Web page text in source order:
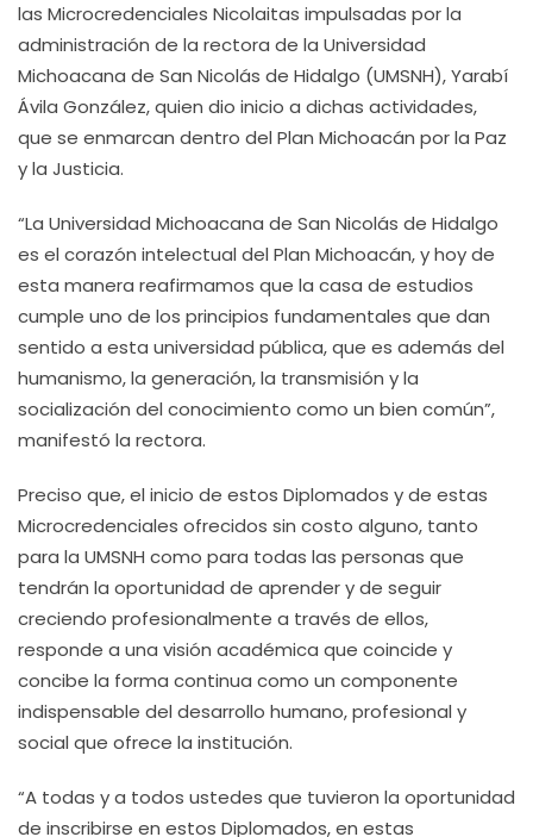
las Microcredenciales Nicolaitas impulsadas por la
administración de la rectora de la Universidad
Michoacana de San Nicolás de Hidalgo (UMSNH), Yarabí
Ávila González, quien dio inicio a dichas actividades,
que se enmarcan dentro del Plan Michoacán por la Paz
y la Justicia.
“La Universidad Michoacana de San Nicolás de Hidalgo
es el corazón intelectual del Plan Michoacán, y hoy de
esta manera reafirmamos que la casa de estudios
cumple uno de los principios fundamentales que dan
sentido a esta universidad pública, que es además del
humanismo, la generación, la transmisión y la
socialización del conocimiento como un bien común”,
manifestó la rectora.
Preciso que, el inicio de estos Diplomados y de estas
Microcredenciales ofrecidos sin costo alguno, tanto
para la UMSNH como para todas las personas que
tendrán la oportunidad de aprender y de seguir
creciendo profesionalmente a través de ellos,
responde a una visión académica que coincide y
concibe la forma continua como un componente
indispensable del desarrollo humano, profesional y
social que ofrece la institución.
“A todas y a todos ustedes que tuvieron la oportunidad
de inscribirse en estos Diplomados, en estas